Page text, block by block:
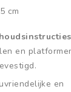
cm
en
en